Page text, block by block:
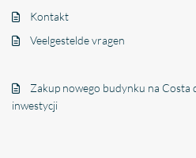
Kontakt
Veelgestelde vragen
Zakup nowego budynku na Costa
inwestycji